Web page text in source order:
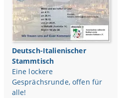
Deutsch-Italienischer
Stammtisch
Eine lockere
Gesprächsrunde, offen für
alle!